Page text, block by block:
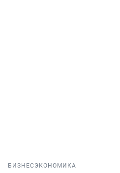
БИЗНЕС ЭКОНОМИКА